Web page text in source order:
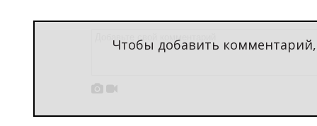
e
Чтобы добавить комментарий,
 